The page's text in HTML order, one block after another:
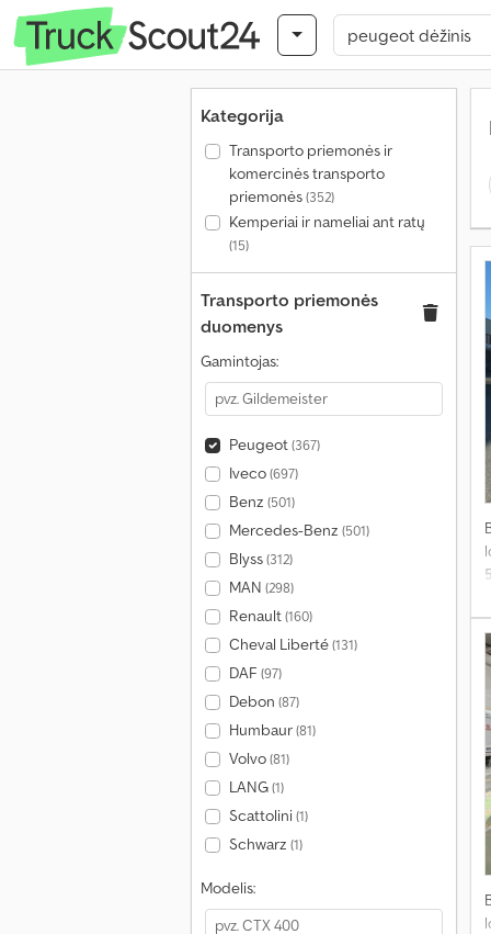
Kategorija
Transporto priemonės ir
komercinės transporto
priemonės(352)
Kemperiai ir nameliai ant ratų
(15)
Transporto priemonės
duomenys
Gamintojas:
Peugeot(367)
Iveco(697)
Benz (501)
Mercedes-Benz (501)
Blyss(312)
MAN (298)
Renault(160)
Cheval Liberté(131)
DAF (97)
Debon (87)
Humbaur(81)
Volvo(81)
LANG(1)
Scattolini(1)
Schwarz (1)
Modelis: